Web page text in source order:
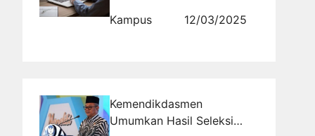
Kampus 12/03/2025
Kemendikdasmen
Umumkan Hasil Seleksi